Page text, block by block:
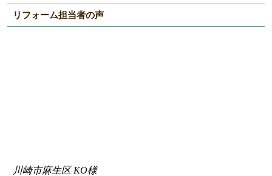
リフォーム担当者の声
川崎市麻生区 KO様